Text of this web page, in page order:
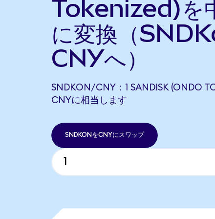
Tokenized)を
に変換（
CNYへ）
SNDKON/CNY：1 SANDISK (ONDO
CNYに相当します
SNDKONをCNYにスワップ